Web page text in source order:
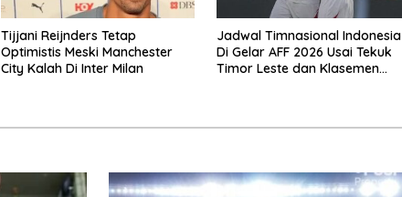
Tijjani Reijnders Tetap
Optimistis Meski Manchester
City Kalah Di Inter Milan
Jadwal Timnasional Indonesia
Di Gelar AFF 2026 Usai Tekuk
Timor Leste dan Klasemen